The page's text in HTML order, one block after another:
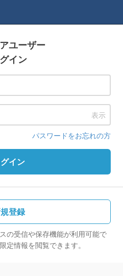
ユーザー
イン
表示
パスワードをお忘れの方
イン
登録
の受信や保存機能が利用可能で
定情報を閲覧できます。